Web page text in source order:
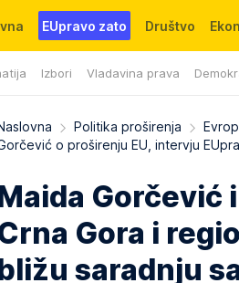
EUpravo zato Društvo
Izbori Vladavina prava
News WMG fondacija
Politika proširenja
o proširenju EU, intervju
Gorčević
Gora i
saradnju